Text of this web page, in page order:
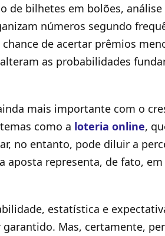
de bilhetes em bolões,
números segundo
de acertar prêmios
as probabilidades
mais importante com o
como a loteria online,
no entanto, pode diluir a
aposta representa, de fato,
estatística e
Mas, certamente,